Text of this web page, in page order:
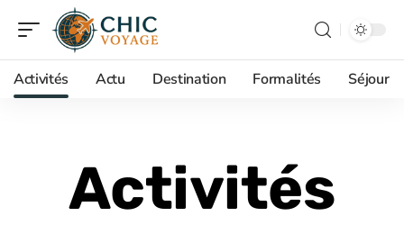
Activités Actu Destination Formalités Séjour
Activités